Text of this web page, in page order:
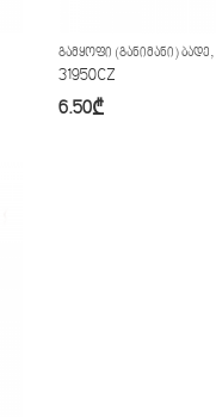
ᲒᲐᲛᲧᲝᲤᲘ (ᲒᲐᲜᲘᲛᲐᲜᲘ) ᲑᲐᲓᲔ,
31950CZ
6.50₾